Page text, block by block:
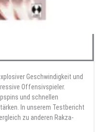
Geschwindigkeit und
Offensivspieler.
und schnellen
In unserem Testbericht
zu anderen Rakza-